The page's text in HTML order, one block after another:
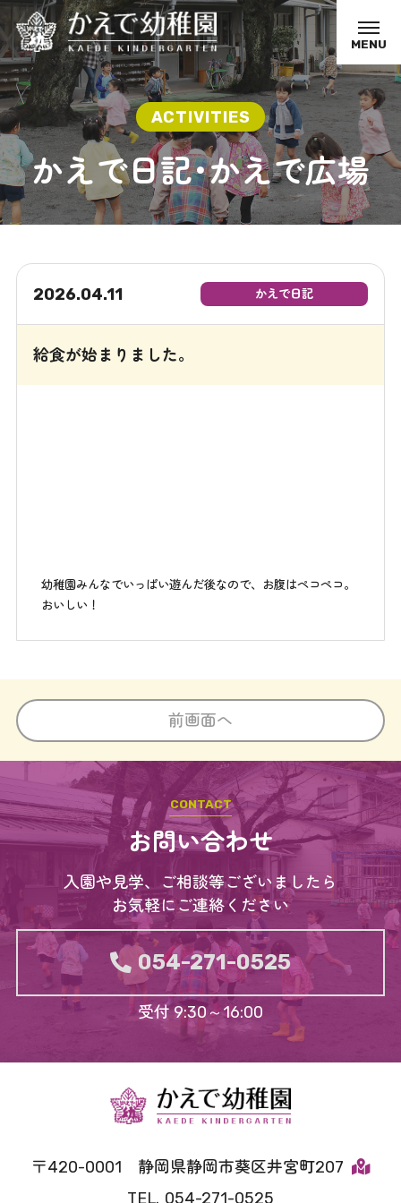
MENU
かえで日記･かえで広場
2026.04.11 かえで日記
給食が始まりました。
幼稚園みんなでいっぱい遊んだ後なので、お腹はペコペコ。
おいしい！
前画面へ
お問い合わせ
入園や見学、ご相談等ございましたら
お気軽にご連絡ください
054-271-0525
受付 9:30～16:00
420-0001
静岡県静岡市葵区井宮町207
054-271-0525